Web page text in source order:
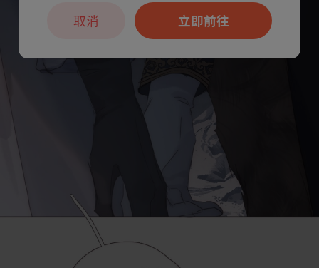
立即前往
取消